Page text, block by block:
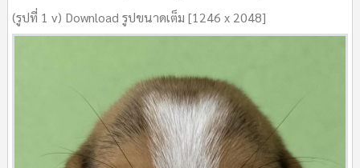
(รูปที่ 1 v) Download รูปขนาดเต็ม [1246 x 2048]